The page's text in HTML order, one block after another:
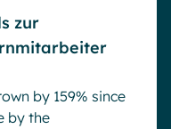
zur
by 159% since
by the